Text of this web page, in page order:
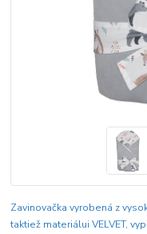
Zavinovačka vyrobená z
taktiež materiálui VELVET,